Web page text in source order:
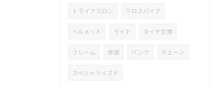
トライアスロン クロスバイク
ヘルメット ライト タイヤ交換
フレーム 修理 パンク チェーン
スペシャライズド